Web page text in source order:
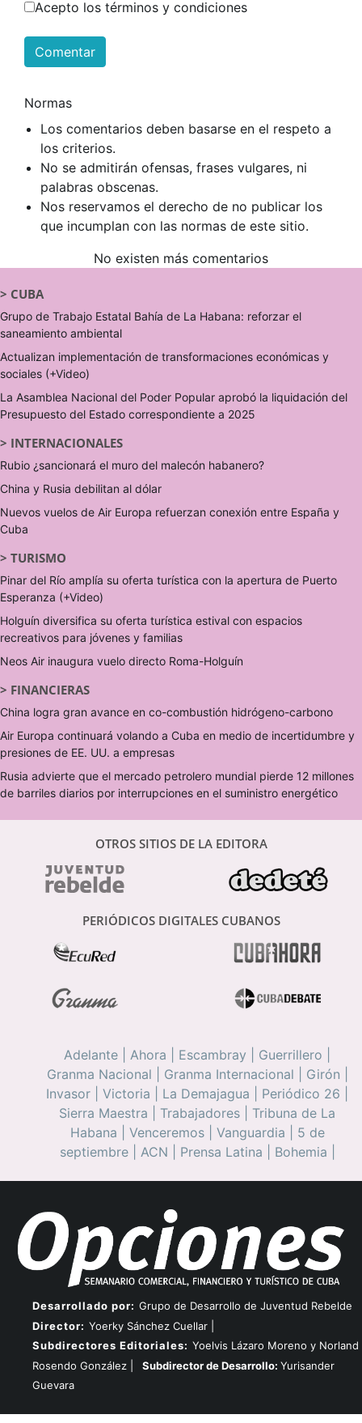
Acepto los términos y condiciones
Comentar
Normas
Los comentarios deben basarse en el respeto a
los criterios.
No se admitirán ofensas, frases vulgares, ni
palabras obscenas.
Nos reservamos el derecho de no publicar los
que incumplan con las normas de este sitio.
No existen más comentarios
> CUBA
Grupo de Trabajo Estatal Bahía de La Habana: reforzar el
saneamiento ambiental
Actualizan implementación de transformaciones económicas y
sociales (+Video)
La Asamblea Nacional del Poder Popular aprobó la liquidación del
Presupuesto del Estado correspondiente a 2025
> INTERNACIONALES
Rubio ¿sancionará el muro del malecón habanero?
China y Rusia debilitan al dólar
Nuevos vuelos de Air Europa refuerzan conexión entre España y
Cuba
> TURISMO
Pinar del Río amplía su oferta turística con la apertura de Puerto
Esperanza (+Video)
Holguín diversifica su oferta turística estival con espacios
recreativos para jóvenes y familias
Neos Air inaugura vuelo directo Roma-Holguín
> FINANCIERAS
China logra gran avance en co-combustión hidrógeno-carbono
Air Europa continuará volando a Cuba en medio de incertidumbre y
presiones de EE. UU. a empresas
Rusia advierte que el mercado petrolero mundial pierde 12 millones
de barriles diarios por interrupciones en el suministro energético
OTROS SITIOS DE LA EDITORA
PERIÓDICOS DIGITALES CUBANOS
Adelante Ahora Escambray Guerrillero
Granma Nacional
Granma Internacional Girón
Invasor
Victoria La Demajagua Periódico 26
Sierra Maestra
Trabajadores
Tribuna de La
Habana
Venceremos| Vanguardia
5 de
septiembre| ACN Prensa Latina Bohemia
Desarrollado por: Grupo de Desarrollo de Juventud Rebelde
Director: Yoerky Sánchez Cuellar |
Subdirectores Editoriales: Yoelvis Lázaro Moreno y Norland
Rosendo González |
Subdirector de Desarrollo: Yurisander
Guevara